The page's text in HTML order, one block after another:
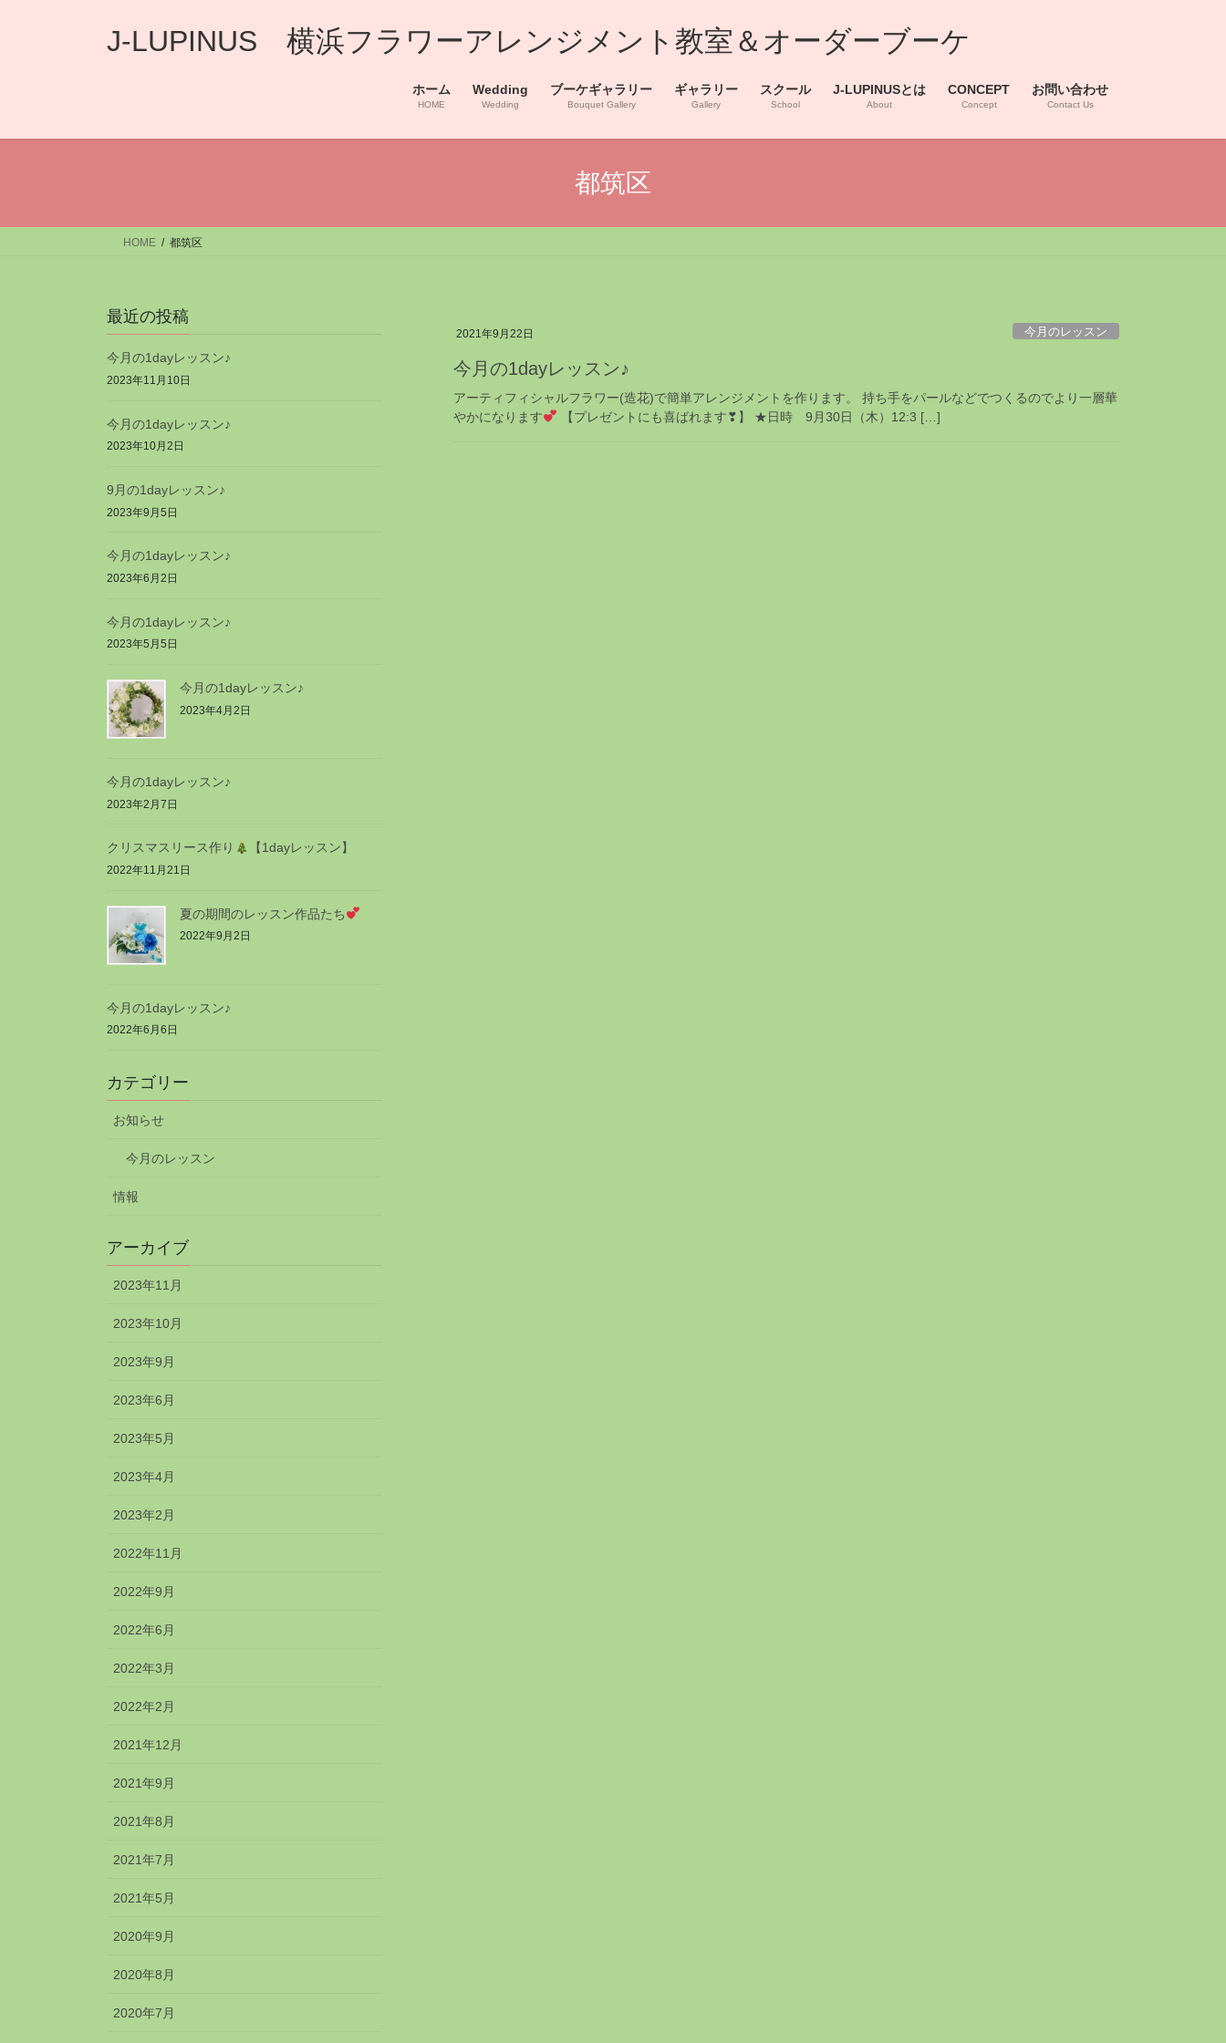
ス
ン
J-LUPINUS 横浜フラワーアレンジメント教室＆オーダーブーケ
ホーム
HOME
Wedding
Wedding
ブーケギャラリー
Bouquet Gallery
ギャラリー
Gallery
スクール
School
J-LUPINUSとは
About
CONCEPT
Concept
お問い合わせ
Contact Us
都筑区
HOME 都筑区
2021年9月22日 今月のレッスン
今月の1dayレッスン♪
アーティフィシャルフラワー(造花)で簡単アレンジメントを作ります。 持ち手をパールなどでつくるのでより一層華
やかになります
【プレゼントにも喜ばれます❣】 ★日時 9月30日（木）12:3 […]
最近の投稿
今月の1dayレッスン♪
2023年11月10日
今月の1dayレッスン♪
2023年10月2日
9月の1dayレッスン♪
2023年9月5日
今月の1dayレッスン♪
2023年6月2日
今月の1dayレッスン♪
2023年5月5日
今月の1dayレッスン♪
2023年4月2日
今月の1dayレッスン♪
2023年2月7日
クリスマスリース作り 【1dayレッスン】
2022年11月21日
夏の期間のレッスン作品たち
2022年9月2日
今月の1dayレッスン♪
2022年6月6日
カテゴリー
お知らせ
今月のレッスン
情報
アーカイブ
2023年11月
2023年10月
2023年9月
2023年6月
2023年5月
2023年4月
2023年2月
2022年11月
2022年9月
2022年6月
2022年3月
2022年2月
2021年12月
2021年9月
2021年8月
2021年7月
2021年5月
2020年9月
2020年8月
2020年7月